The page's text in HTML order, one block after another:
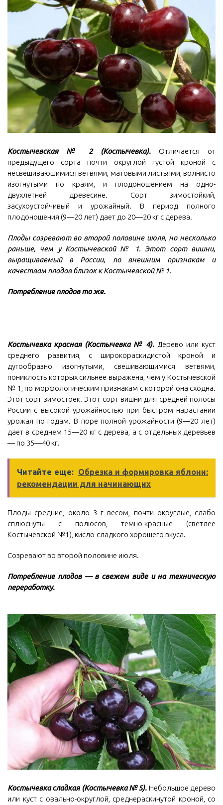
Костычевская № 2 (Костычевка). Отличается от
предыдущего сорта почти округлой густой кроной с
несвешиваюшимися ветвями, матовыми листьями, волнисто
изогнутыми по краям, и плодоношением на одно-
двухлетней древесине. Сорт зимостойкий,
засухоустойчивый и урожайный. В период полного
плодоношения (9—20 лет) дает до 20—20 кг с дерева.
Плоды созревают во второй половине июля, но несколько
раньше, чем у Костычевской № 1. Этот сорт вишни,
выращиваемый в России, по внешним признакам и
качествам плодов близок к Костычевской № 1.
Потребление плодов то же.
Костычевка красная (Костычевка № 4). Дерево или куст
среднего развития, с широкораскидистой кроной и
дугообразно изогнутыми, свешивающимися ветвями,
пониклость которых сильнее выражена, чем у Костычевской
№ 1, по морфологическим признакам с которой она сходна.
Этот сорт зимостоек. Этот сорт вишни для средней полосы
России с высокой урожайностью при быстром нарастании
урожая по годам. В поре полной урожайности (9—20 лет)
дает в среднем 15—20 кг с дерева, а с отдельных деревьев
— по 35—40 кг.
Читайте еще: Обрезка и формировка яблони:
рекомендации для начинающих
Плоды средние, около 3 г весом, почти округлые, слабо
сплюснуты с полюсов, темно-красные (светлее
Костычевской №1), кисло-сладкого хорошего вкуса.
Созревают во второй половине июля.
Потребление плодов — в свежем виде и на техническую
переработку.
Костычевка сладкая (Костычевка № 5). Небольшое дерево
или куст с овально-округлой, среднераскинутой кроной, со